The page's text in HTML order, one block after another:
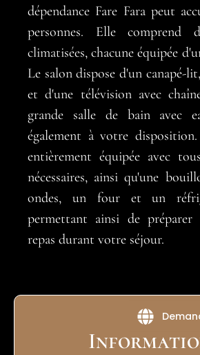
dépendance Fare Fara peut
personnes. Elle comprend
climatisées, chacune équipée
Le salon dispose d'un canapé-
et d'une télévision avec
grande salle de bain avec
également à votre
entièrement équipée avec
nécessaires, ainsi qu'une
ondes, un four et un
permettant ainsi de préparer
repas durant votre séjour.